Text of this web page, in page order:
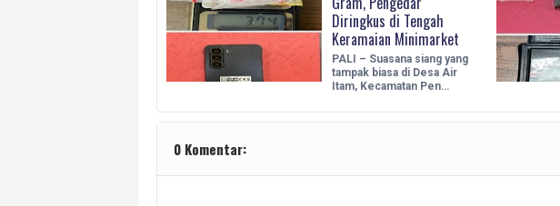
Diringkus di Tengah
Keramaian Minimarket
PALI – Suasana siang yang
tampak biasa di Desa Air
Itam, Kecamatan Pen…
0 Komentar: